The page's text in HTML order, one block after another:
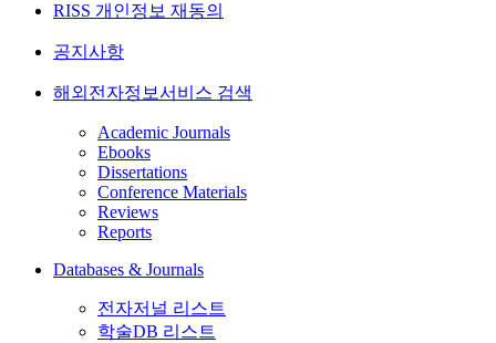
RISS 개인정보 재동의
공지사항
해외전자정보서비스 검색
Academic Journals
Ebooks
Dissertations
Conference Materials
Reviews
Reports
Databases & Journals
전자저널 리스트
학술DB 리스트